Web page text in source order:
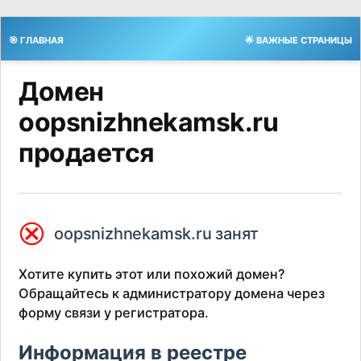
🎯 ГЛАВНАЯ 🌟 ВАЖНЫЕ СТРАНИЦЫ
Домен
oopsnizhnekamsk.ru
продается
⮿ oopsnizhnekamsk.ru занят
Хотите купить этот или похожий домен?
Обращайтесь к администратору домена через
форму связи у регистратора.
Информация в реестре